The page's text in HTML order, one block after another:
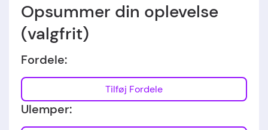
Opsummer din oplevelse
(valgfrit)
Fordele:
Tilføj Fordele
Ulemper: